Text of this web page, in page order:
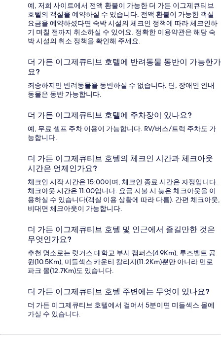
예, 저희 사이트에서 전액 환불이 가능한 더 가든 이그제큐티브
호텔의 객실을 예약하실 수 있습니다. 전액 환불이 가능한 객실
요금을 예약하셨다면 숙박 시설의 체크인 정책에 따라 체크인하
기 며칠 전까지 취소하실 수 있어요. 정확한 이용약관은 해당 숙
박 시설의 취소 정책을 확인해 주세요.
더 가든 이그제큐티브 호텔에 반려동물 동반이 가능한가
요?
죄송하지만 반려동물을 동반하실 수 없습니다. 단, 장애인 안내
동물은 동반 가능합니다.
더 가든 이그제큐티브 호텔에 주차장이 있나요?
예, 무료 셀프 주차 이용이 가능합니다. RV/버스/트럭 주차도 가
능합니다.
더 가든 이그제큐티브 호텔의 체크인 시간과 체크아웃
시간은 언제인가요?
체크인 시작 시간은 15:00이며, 체크인 종료 시간은 자정입니다.
체크아웃 시간은 11:00입니다. 요금 지불 시 늦은 체크아웃을 이
용하실 수 있습니다(객실 이용 상황에 따라 다름). 간편 체크아웃,
비대면 체크아웃이 가능합니다.
더 가든 이그제큐티브 호텔 및 인근에서 즐길만한 것은
무엇인가요?
추천 명소로는 럿거스 대학교 부시 캠퍼스(4.9Km), 루즈벨트 공
원(10.5Km), 미들섹스 카운티 칼리지(11.2Km)뿐만 아니라 먼로
파크 몰(12.7Km)도 있습니다.
더 가든 이그제큐티브 호텔 주변에는 무엇이 있나요?
더 가든 이그제큐티브 호텔에서 걸어서 5분이면 미들섹스 몰에
가실 수 있습니다.